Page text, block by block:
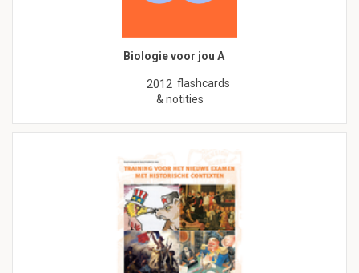
Biologie voor jou A
2012 flashcards
& notities